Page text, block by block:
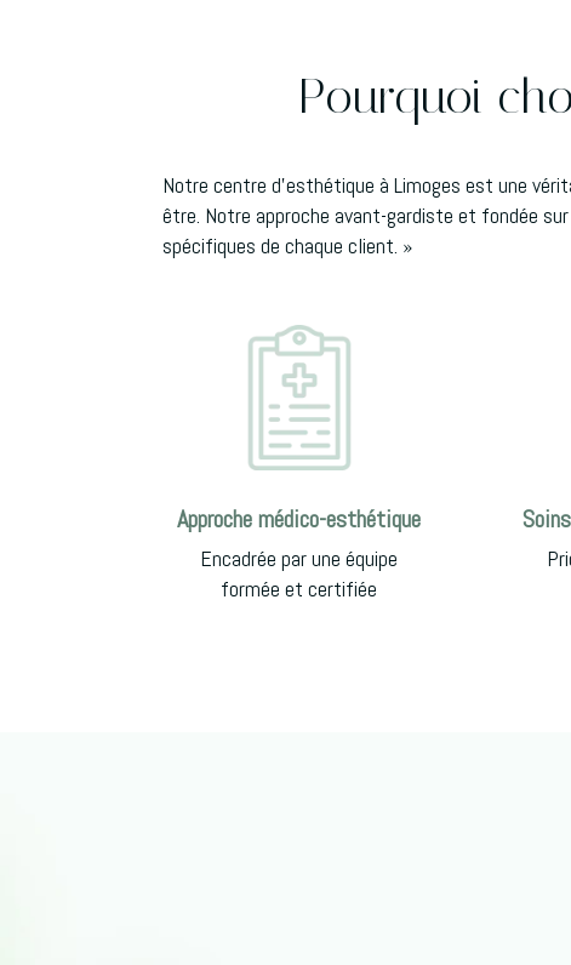
Pourquoi
Notre centre d’esthétique à Limoges est une
être. Notre approche avant-gardiste et fondée
spécifiques de chaque client. »
Approche médico-esthétique
Encadrée par une équipe
formée et certifiée